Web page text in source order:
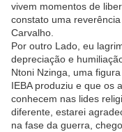
vivem momentos de
constato uma
Carvalho.
Por outro Lado, eu
depreciação e
Ntoni Nzinga, uma
IEBA produziu e que os
conhecem nas lides
diferente, estarei
na fase da guerra,